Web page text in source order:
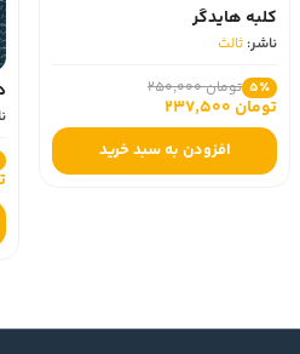
کلبه هایدگر
ناشر: ثالث
5٪ تومان 250,000
تومان 237,500
افزودن به سبد خرید